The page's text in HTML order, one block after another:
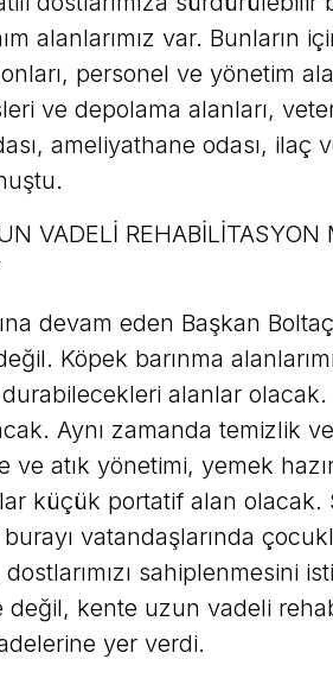
alanlarımız var. Bunların
personel ve yönetim
ve depolama alanları,
ameliyathane odası, ilaç
VADELİ
devam eden Başkan
Köpek barınma
alanlar
Aynı zamanda temizlik
ve atık yönetimi, yemek
küçük portatif alan olacak.
vatandaşlarında
sahiplenmesini
değil, kente uzun vadeli
yer verdi.